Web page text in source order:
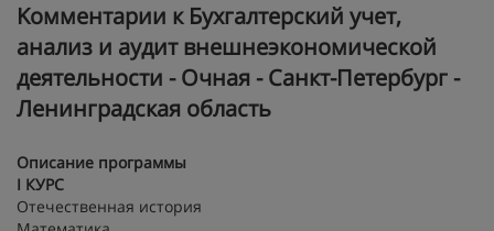
Kомментарии к Бухгалтерский учет,
анализ и аудит внешнеэкономической
деятельности - Очная - Санкт-Петербург -
Ленинградская область
Описание программы
I КУРС
Отечественная история